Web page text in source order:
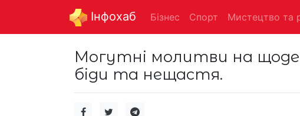
Інфохаб Бізнес Спорт Мистецтво та
Могутні молитви на
біди та нещастя.